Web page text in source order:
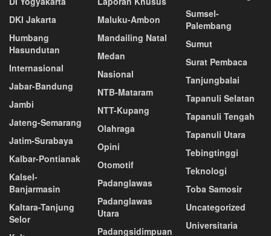
DKI Jakarta
Humbang
Hasundutan
Internasional
Jabar-Bandung
Jambi
Jateng-Semarang
Jatim-Surabaya
Kalbar-Pontianak
Kalsel-
Banjarmasin
Kaltara-Tanjung
Selor
Maluku-Ambon
Mandailing Natal
Medan
Nasional
NTB-Mataram
NTT-Kupang
Olahraga
Opini
Otomotif
Padanglawas
Padanglawas
Utara
Padangsidimpuan
Sumsel-
Palembang
Sumut
Surat Pembaca
Tanjungbalai
Tapanuli Selatan
Tapanuli Tengah
Tapanuli Utara
Tebingtinggi
Teknologi
Toba Samosir
Uncategorized
Universitaria